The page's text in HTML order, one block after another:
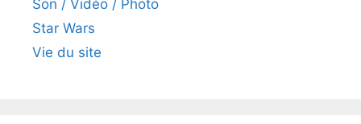
Son / Vidéo / Photo
Star Wars
Vie du site